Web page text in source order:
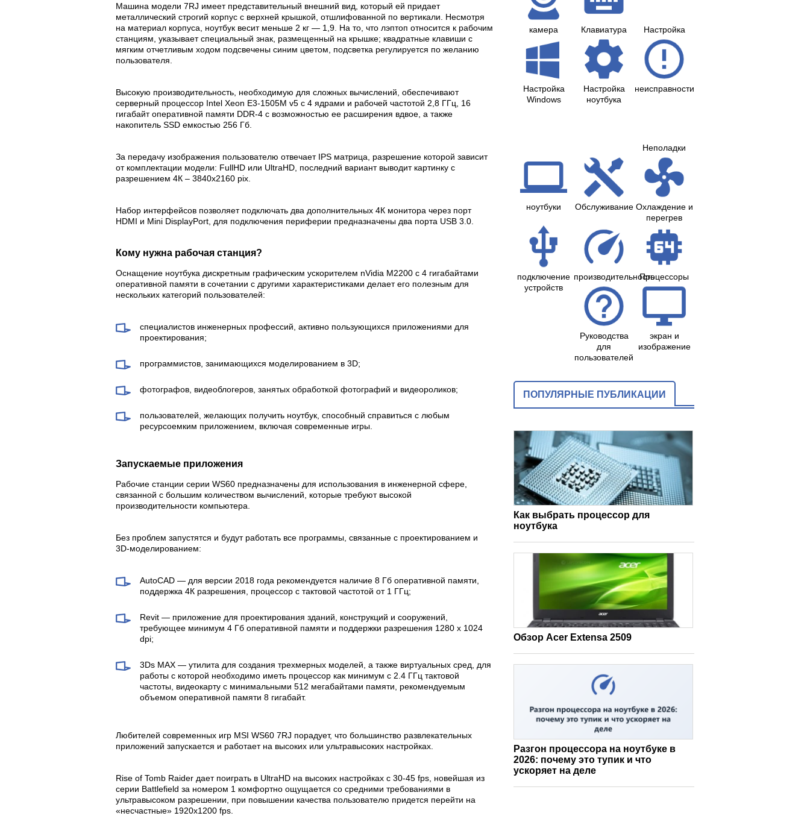
Машина модели 7RJ имеет представительный внешний вид, который ей придает
металлический строгий корпус с верхней крышкой, отшлифованной по вертикали. Несмотря
на материал корпуса, ноутбук весит меньше 2 кг — 1,9. На то, что лэптоп относится к рабочим
станциям, указывает специальный знак, размещенный на крышке; квадратные клавиши с
мягким отчетливым ходом подсвечены синим цветом, подсветка регулируется по желанию
пользователя.
Высокую производительность, необходимую для сложных вычислений, обеспечивают
серверный процессор Intel Xeon E3-1505M v5 с 4 ядрами и рабочей частотой 2,8 ГГц, 16
гигабайт оперативной памяти DDR-4 с возможностью ее расширения вдвое, а также
накопитель SSD емкостью 256 Гб.
За передачу изображения пользователю отвечает IPS матрица, разрешение которой зависит
от комплектации модели: FullHD или UltraHD, последний вариант выводит картинку с
разрешением 4К – 3840х2160 pix.
Набор интерфейсов позволяет подключать два дополнительных 4К монитора через порт
HDMI и Mini DisplayPort, для подключения периферии предназначены два порта USB 3.0.
Кому нужна рабочая станция?
Оснащение ноутбука дискретным графическим ускорителем nVidia М2200 с 4 гигабайтами
оперативной памяти в сочетании с другими характеристиками делает его полезным для
нескольких категорий пользователей:
специалистов инженерных профессий, активно пользующихся приложениями для
проектирования;
программистов, занимающихся моделированием в 3D;
фотографов, видеоблогеров, занятых обработкой фотографий и видеороликов;
пользователей, желающих получить ноутбук, способный справиться с любым
ресурсоемким приложением, включая современные игры.
Запускаемые приложения
Рабочие станции серии WS60 предназначены для использования в инженерной сфере,
связанной с большим количеством вычислений, которые требуют высокой
производительности компьютера.
Без проблем запустятся и будут работать все программы, связанные с проектированием и
3D-моделированием:
AutoCAD — для версии 2018 года рекомендуется наличие 8 Гб оперативной памяти,
поддержка 4К разрешения, процессор с тактовой частотой от 1 ГГц;
Revit — приложение для проектирования зданий, конструкций и сооружений,
требующее минимум 4 Гб оперативной памяти и поддержки разрешения 1280 x 1024
dpi;
3Ds MAX — утилита для создания трехмерных моделей, а также виртуальных сред, для
работы с которой необходимо иметь процессор как минимум с 2.4 ГГц тактовой
частоты, видеокарту с минимальными 512 мегабайтами памяти, рекомендуемым
объемом оперативной памяти 8 гигабайт.
Любителей современных игр MSI WS60 7RJ порадует, что большинство развлекательных
приложений запускается и работает на высоких или ультравысоких настройках.
Rise of Tomb Raider дает поиграть в UltraHD на высоких настройках с 30-45 fps, новейшая из
серии Battlefield за номером 1 комфортно ощущается со средними требованиями в
ультравысоком разрешении, при повышении качества пользователю придется перейти на
«несчастные» 1920х1200 fps.
камера Клавиатура Настройка
Настройка
Windows
Настройка
ноутбука
неисправности
Неполадки
ноутбуки Обслуживание Охлаждение и
перегрев
подключение
устройств
производительностьПроцессоры
Руководства
для
пользователей
экран и
изображение
ПОПУЛЯРНЫЕ ПУБЛИКАЦИИ
Как выбрать процессор для
ноутбука
Обзор Acer Extensa 2509
Разгон процессора на ноутбуке в
2026: почему это тупик и что
ускоряет на деле